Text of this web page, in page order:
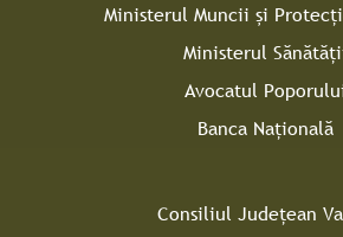
Ministerul Muncii și
Ministerul
Avocatul
Banca Națională
Consiliul Judeţean